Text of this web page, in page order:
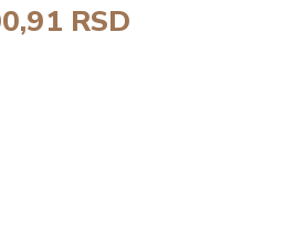
RSD